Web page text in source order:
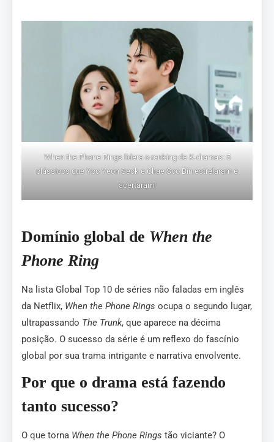
When the Phone Rings lidera o ranking de K-dramas: 5
clássicos que Yoo Yeon Seok e Chae Soo Bin estrelaram e
acertaram!
Domínio global de When the
Phone Ring
Na lista Global Top 10 de séries não faladas em inglês
da Netflix, When the Phone Rings ocupa o segundo lugar,
ultrapassando The Trunk, que aparece na décima
posição. O sucesso da série é um reflexo do fascínio
global por sua trama intrigante e narrativa envolvente.
Por que o drama está fazendo
tanto sucesso?
O que torna When the Phone Rings tão viciante? O